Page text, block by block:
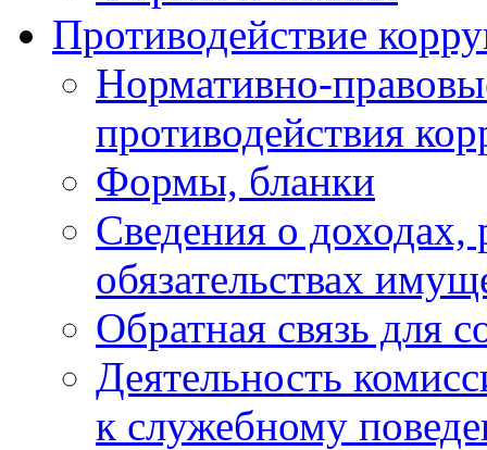
Противодействие
Нормативно-
противодействия
Формы, бланки
Сведения о доходах,
обязательствах
Обратная связь для
Деятельность
к служебному